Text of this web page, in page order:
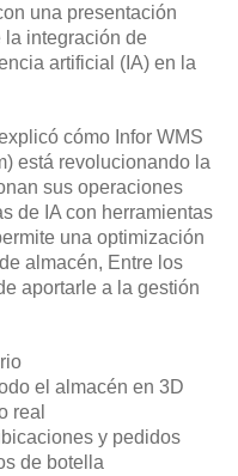
una presentación
la integración de
artificial (IA) en la
cómo Infor WMS
está revolucionando la
sus operaciones
de IA con herramientas
una optimización
almacén, Entre los
aportarle a la gestión
el almacén en 3D
real
y pedidos
de botella